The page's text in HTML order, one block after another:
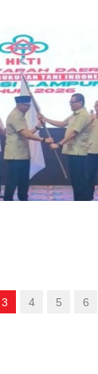
3 4 5 6